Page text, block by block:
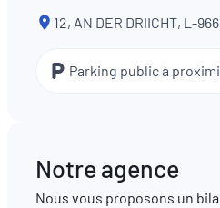
12, AN DER DRIICHT, L-
Parking public à
Notre agence
Nous vous proposons un